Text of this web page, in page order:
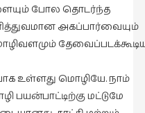
போல தொடர்ந்த
அகப்பார்வையும்
உள்ளது மொழியே. நாம்
பயன்பாட்டிற்கு மட்டுமே